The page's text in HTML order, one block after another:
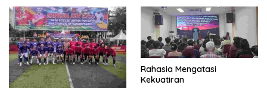
Rahasia Mengatasi
Kekuatiran